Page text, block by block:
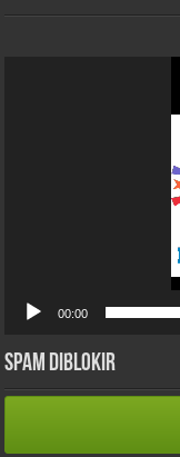
00:00
Spam Diblokir